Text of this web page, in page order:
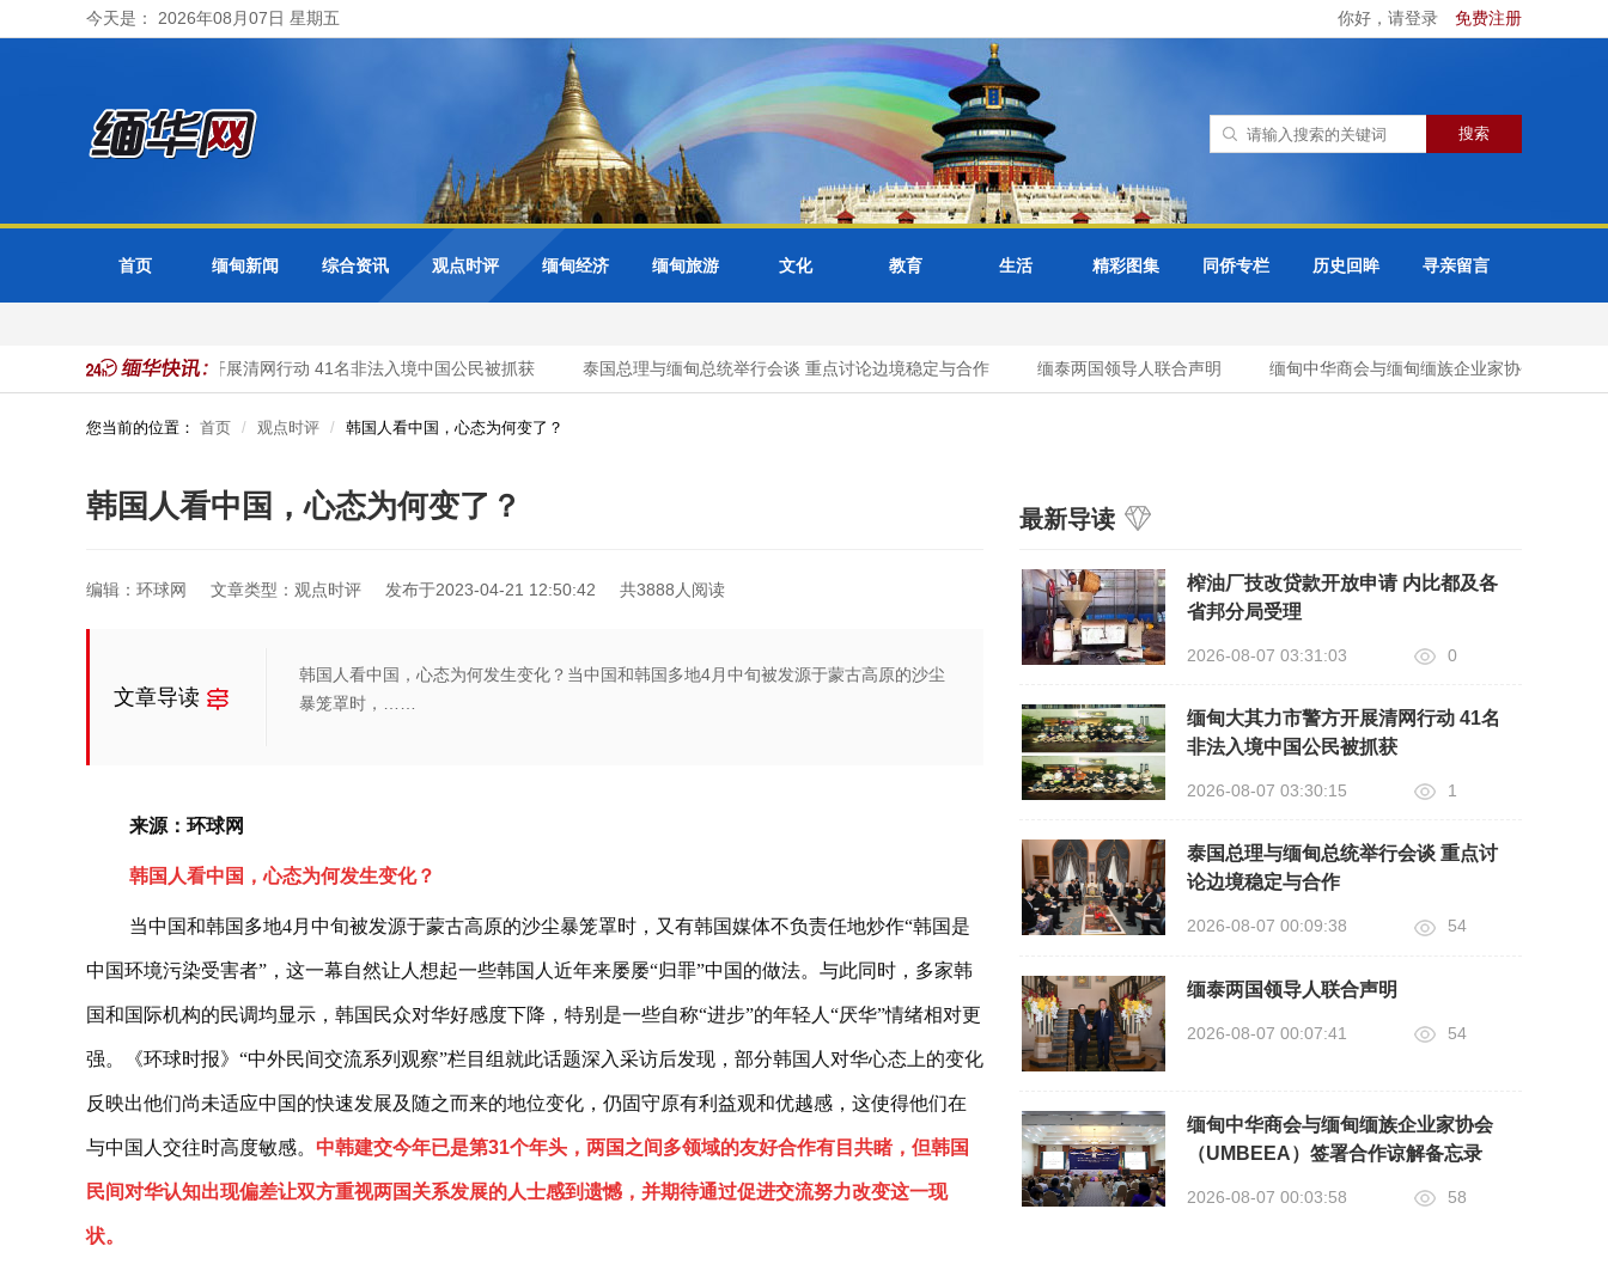
今天是： 2026年08月07日 星期五 你好，请登录 免费注册
首页 缅甸新闻 综合资讯 观点时评 缅甸经济 缅甸旅游 文化 教育 生活 精彩图集 同侨专栏 历史回眸 寻亲留言
缅甸大其力市警方开展清网行动 41名非法入境中国公民被抓获 泰国总理与缅甸总统举行会谈 重点讨论边境稳定与合作 缅泰两国领导人联合声明 缅甸中华商会与缅甸缅族企业家协会（UMBEEA
您当前的位置： 首页 观点时评 韩国人看中国，心态为何变了？
韩国人看中国，心态为何变了？
编辑：环球网 文章类型：观点时评 发布于2023-04-21 12:50:42 共3888人阅读
文章导读
韩国人看中国，心态为何发生变化？当中国和韩国多地4月中旬被发源于蒙古高原的沙尘
暴笼罩时，……
来源：环球网
韩国人看中国，心态为何发生变化？
当中国和韩国多地4月中旬被发源于蒙古高原的沙尘暴笼罩时，又有韩国媒体不负责任地炒作“韩国是
中国环境污染受害者”，这一幕自然让人想起一些韩国人近年来屡屡“归罪”中国的做法。与此同时，多家韩
国和国际机构的民调均显示，韩国民众对华好感度下降，特别是一些自称“进步”的年轻人“厌华”情绪相对更
强。《环球时报》“中外民间交流系列观察”栏目组就此话题深入采访后发现，部分韩国人对华心态上的变化
反映出他们尚未适应中国的快速发展及随之而来的地位变化，仍固守原有利益观和优越感，这使得他们在
与中国人交往时高度敏感。 中韩建交今年已是第31个年头，两国之间多领域的友好合作有目共睹，但韩国
民间对华认知出现偏差让双方重视两国关系发展的人士感到遗憾，并期待通过促进交流努力改变这一现
状。
最新导读
榨油厂技改贷款开放申请 内比都及各
省邦分局受理
2026-08-07 03:31:03 0
缅甸大其力市警方开展清网行动 41名
非法入境中国公民被抓获
2026-08-07 03:30:15 1
泰国总理与缅甸总统举行会谈 重点讨
论边境稳定与合作
2026-08-07 00:09:38 54
缅泰两国领导人联合声明
2026-08-07 00:07:41 54
缅甸中华商会与缅甸缅族企业家协会
（UMBEEA）签署合作谅解备忘录
2026-08-07 00:03:58 58